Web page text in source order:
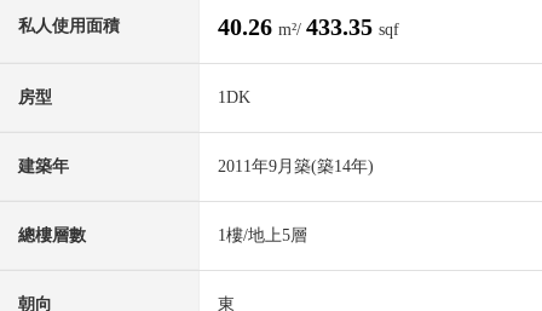
私人使用面積 40.26 m²/ 433.35 sqf
房型 1DK
建築年 2011年9月築(築14年)
總樓層數 1樓/地上5層
朝向 東